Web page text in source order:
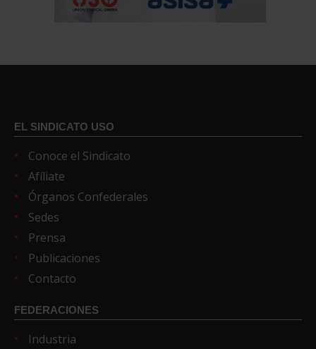
EL SINDICATO USO
Conoce el Sindicato
Afíliate
Órganos Confederales
Sedes
Prensa
Publicaciones
Contacto
FEDERACIONES
Industria